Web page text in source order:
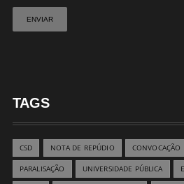
TAGS
CSD NOTA DE REPÚDIO CONVOCAÇÃO
PARALISAÇÃO UNIVERSIDADE PÚBLICA